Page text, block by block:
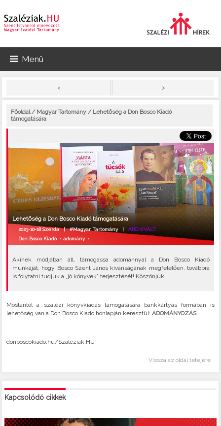
Menü
< >
Főoldal/ Magyar Tartomány / Lehetőség a Don Bosco Kiadó
támogatására
Lehetőség a Don Bosco Kiadó támogatására
2023-10-18 Szerda |#Magyar Tartomány|ARCHIVÁLT
Don Bosco Kiadó•adomány•
Akinek módjában áll, támogassa adománnyal a Don Bosco Kiadó
munkáját, hogy Bosco Szent János kívánságának megfelelően, továbbra
is folytatni tudjuk a „jó könyvek” terjesztését! Köszönjük!
Mostantól a szalézi könyvkiadás támogatására bankkártyás formában is
lehetőség van a Don Bosco Kiadó honlapján keresztül:ADOMÁNYOZÁS.
donboscokiado.hu/Szaléziak.HU
Vissza az oldal tetejére
Kapcsolódó cikkek